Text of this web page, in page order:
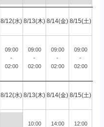
8/12(水) 8/13(木) 8/14(金) 8/15(土)
09:00
-
02:00
09:00
-
02:00
09:00
-
02:00
09:00
-
02:00
8/12(水) 8/13(木) 8/14(金) 8/15(土)
10:00
14:00
12:00